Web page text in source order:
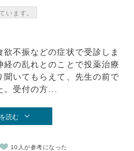
います。
不振などの症状で受診しま
の乱れとのことで投薬治療
聞いてもらえて、先生の前で
受付の方...
読む
10人が参考になった